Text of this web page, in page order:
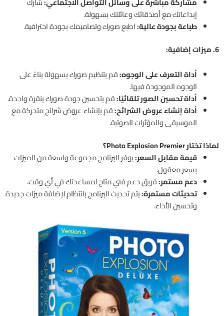
إبداعاتك مع أصدقائك وعائلتك بسهولة.
طباعة بجودة عالية:اطبع صورك وتصاميمك بجودة احترافية.
6. ميزات إضافية:
أداة التعرف على الوجوه:قم بتنظيم صورك بسهولة بناءً على
الوجوه الموجودة فيها.
أداة تحسين الصور تلقائيًا:قم بتحسين جودة صورك بنقرة واحدة.
أداة إنشاء عروض الشرائح:قم بإنشاء عروض شرائح متحركة مع
الموسيقى والمؤثرات الصوتية.
لماذا تختار Photo Explosion Premier؟
قيمة مقابل السعر:يوفر البرنامج مجموعة واسعة من الميزات
بسعر معقول.
دعم مستمر:فريق دعم فني متاح لمساعدتك في أي وقت.
تحديثات مستمرة:يتم تحديث البرنامج بانتظام لإضافة ميزات جديدة
وتحسين الأداء.